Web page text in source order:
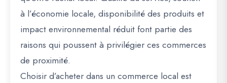
à l’économie locale, disponibilité des produits et
impact environnemental réduit font partie des
raisons qui poussent à privilégier ces commerces
de proximité.
Choisir d’acheter dans un commerce local est